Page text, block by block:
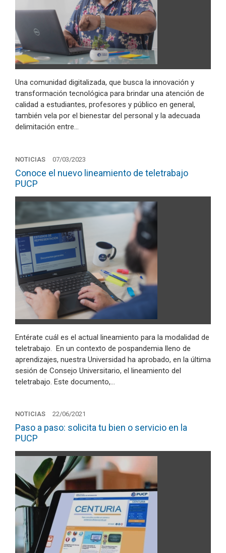
Una comunidad digitalizada, que busca la innovación y
transformación tecnológica para brindar una atención de
calidad a estudiantes, profesores y público en general,
también vela por el bienestar del personal y la adecuada
delimitación entre…
NOTICIAS 07/03/2023
Conoce el nuevo lineamiento de teletrabajo
PUCP
Entérate cuál es el actual lineamiento para la modalidad de
teletrabajo. En un contexto de pospandemia lleno de
aprendizajes, nuestra Universidad ha aprobado, en la última
sesión de Consejo Universitario, el lineamiento del
teletrabajo. Este documento,…
NOTICIAS 22/06/2021
Paso a paso: solicita tu bien o servicio en la
PUCP